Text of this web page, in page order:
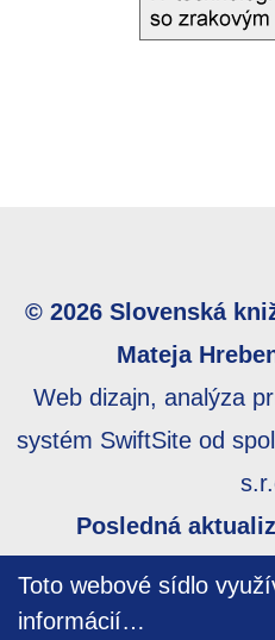
Toto webové sídlo
informácií…
© 2026 Slovenská
Mateja
Web dizajn, analýza
systém SwiftSite od
Posledná
prístupnosti